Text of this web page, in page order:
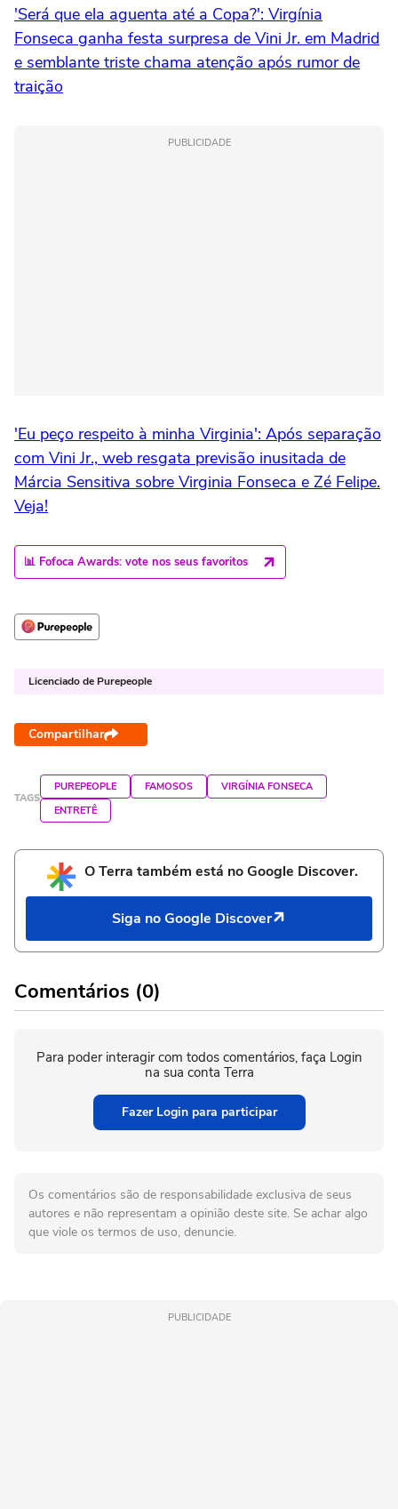
'Será que ela aguenta até a Copa?': Virgínia
Fonseca ganha festa surpresa de Vini Jr. em Madrid
e semblante triste chama atenção após rumor de
traição
PUBLICIDADE
'Eu peço respeito à minha Virginia': Após separação
com Vini Jr., web resgata previsão inusitada de
Márcia Sensitiva sobre Virginia Fonseca e Zé Felipe.
Veja!
📊 Fofoca Awards: vote nos seus favoritos
Licenciado de Purepeople
Compartilhar
TAGS
PUREPEOPLE FAMOSOS
VIRGÍNIA FONSECA
ENTRETÊ
O Terra também está no Google Discover.
Siga no Google Discover
Comentários (0)
Para poder interagir com todos comentários, faça Login
na sua conta Terra
Fazer Login para participar
Os comentários são de responsabilidade exclusiva de seus
autores e não representam a opinião deste site. Se achar algo
que viole os termos de uso, denuncie.
PUBLICIDADE